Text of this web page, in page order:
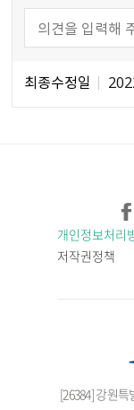
최종수정일
개인정보처리
저작권정책
[26384] 강원